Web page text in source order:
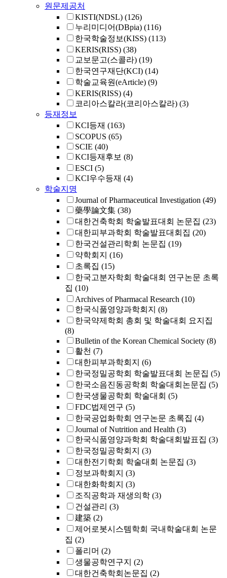
원문제공처
KISTI(NDSL) (126)
누리미디어(DBpia) (116)
한국학술정보(KISS) (113)
KERIS(RISS) (38)
교보문고(스콜라) (19)
한국연구재단(KCI) (14)
학술교육원(eArticle) (9)
KERIS(RISS) (4)
코리아스칼라(코리아스칼라) (3)
등재정보
KCI등재 (163)
SCOPUS (65)
SCIE (40)
KCI등재후보 (8)
ESCI (5)
KCI우수등재 (4)
학술지명
Journal of Pharmaceutical Investigation (49)
藥學論文集 (38)
대한건축학회 학술발표대회 논문집 (23)
대한피부과학회 학술발표대회집 (20)
한국건설관리학회 논문집 (19)
약학회지 (16)
초록집 (15)
한국고분자학회 학술대회 연구논문 초록
집 (10)
Archives of Pharmacal Research (10)
한국식품영양과학회지 (8)
한국약제학회 총회 및 학술대회 요지집
(8)
Bulletin of the Korean Chemical Society (8)
활천 (7)
대한피부과학회지 (6)
한국정밀공학회 학술발표대회 논문집 (5)
한국소음진동공학회 학술대회논문집 (5)
한국생물공학회 학술대회 (5)
FDC법제연구 (5)
한국공업화학회 연구논문 초록집 (4)
Journal of Nutrition and Health (3)
한국식품영양과학회 학술대회발표집 (3)
한국정밀공학회지 (3)
대한전기학회 학술대회 논문집 (3)
정보과학회지 (3)
대한화학회지 (3)
조직공학과 재생의학 (3)
건설관리 (3)
建築 (2)
제어로봇시스템학회 국내학술대회 논문
집 (2)
폴리머 (2)
생물공학연구지 (2)
대한건축학회논문집 (2)